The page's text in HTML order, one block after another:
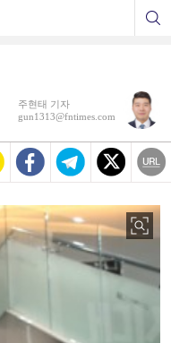
주현태 기자
gun1313@fntimes.com